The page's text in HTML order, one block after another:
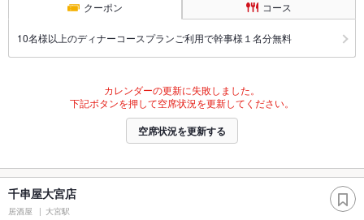
クーポン コース
10名様以上のディナーコースプランご利用で幹事様１名分無料
カレンダーの更新に失敗しました。
下記ボタンを押して空席状況を更新してください。
空席状況を更新する
千串屋大宮店
居酒屋 大宮駅